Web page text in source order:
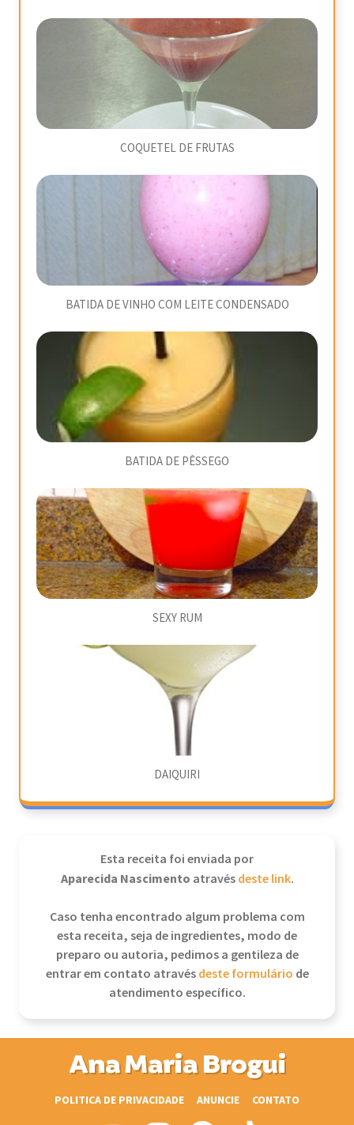
COQUETEL DE FRUTAS
BATIDA DE VINHO COM LEITE CONDENSADO
BATIDA DE PÊSSEGO
SEXY RUM
DAIQUIRI
Esta receita foi enviada por
Aparecida Nascimento atravésdeste link.
Caso tenha encontrado algum problema com
esta receita, seja de ingredientes, modo de
preparo ou autoria, pedimos a gentileza de
entrar em contato atravésdeste formulário de
atendimento específico.
Ana Maria Brogui
POLITICA DE PRIVACIDADE ANUNCIE CONTATO